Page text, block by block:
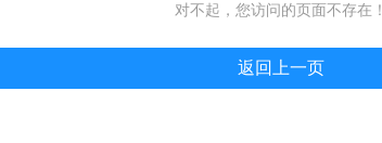
对不起，您访问的页面不存在！
返回上一页